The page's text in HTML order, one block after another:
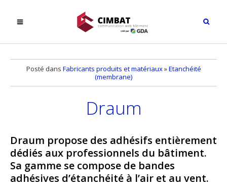
Posté dans Fabricants produits et matériaux»Etanchéité
(membrane)
Draum
Draum propose des adhésifs entièrement
dédiés aux professionnels du bâtiment.
Sa gamme se compose de bandes
adhésives d’étanchéité à l’air et au vent.